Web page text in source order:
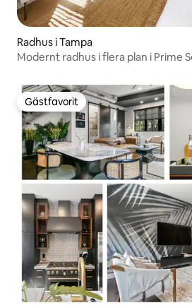
Radhus i Tampa
Modernt radhus i flera plan i Prime
Gästfavorit
Gästfavorit